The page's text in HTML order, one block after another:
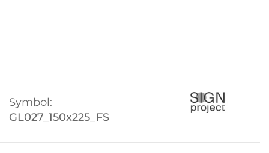
Symbol:
GL027_150x225_FS